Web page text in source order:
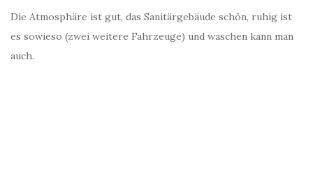
Die Atmosphäre ist gut, das Sanitärgebäude schön, ruhig ist
es sowieso (zwei weitere Fahrzeuge) und waschen kann man
auch.